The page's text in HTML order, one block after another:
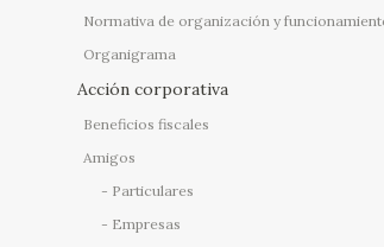
Normativa de organización y
Organigrama
Acción corporativa
Beneficios fiscales
Amigos
Particulares
Empresas